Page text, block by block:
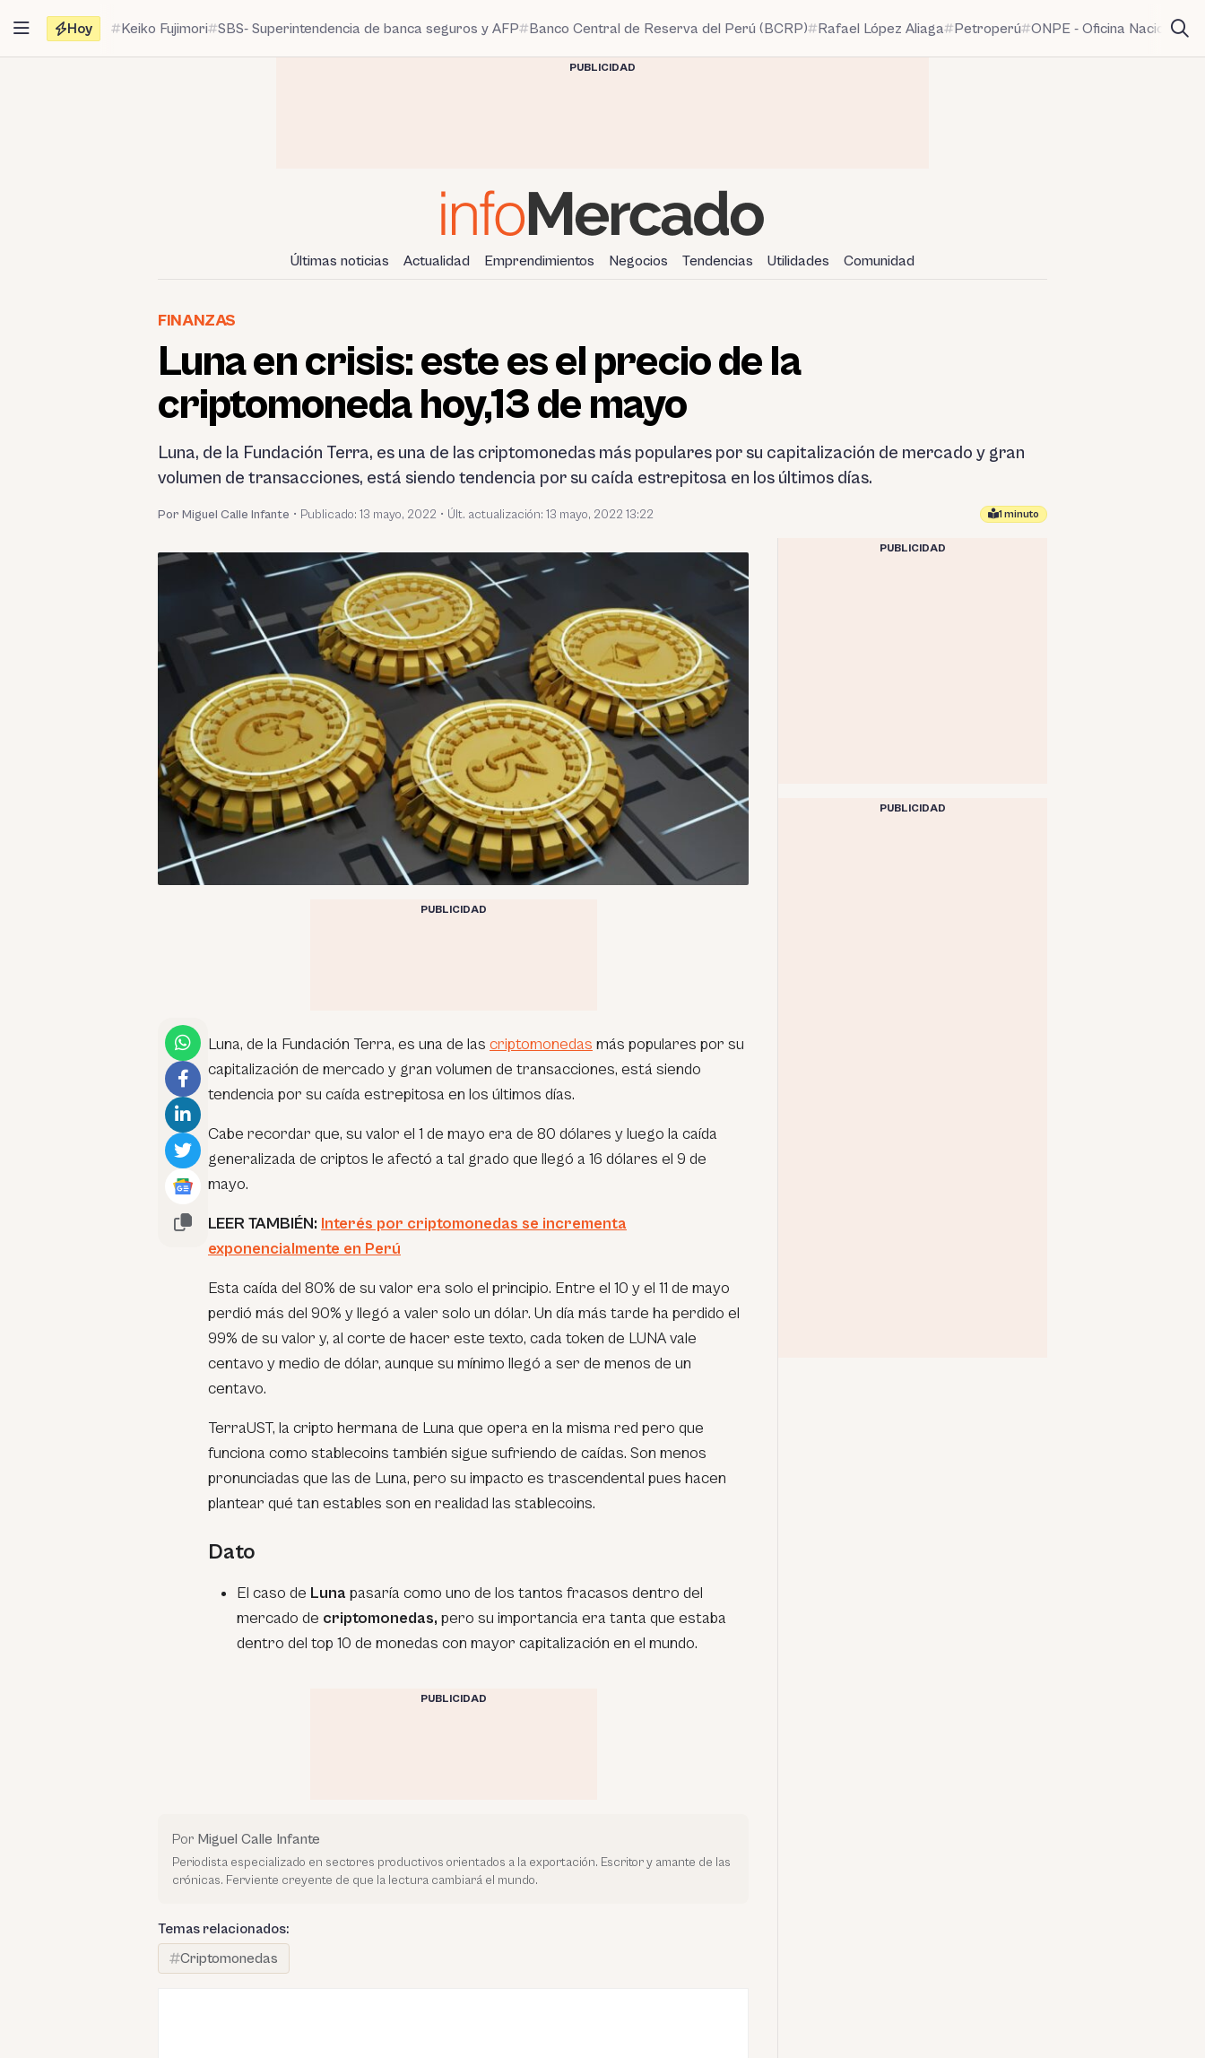
contenido
Hoy Keiko Fujimori SBS- Superintendencia de banca seguros y AFP Banco Central de Reserva del Perú (BCRP) Rafael López Aliaga Petroperú ONPE - Oficina Nacional
PUBLICIDAD
Últimas noticias Actualidad Emprendimientos Negocios Tendencias Utilidades Comunidad
FINANZAS
Luna en crisis: este es el precio de la
criptomoneda hoy,13 de mayo
Luna, de la Fundación Terra, es una de las criptomonedas más populares por su capitalización de mercado y gran
volumen de transacciones, está siendo tendencia por su caída estrepitosa en los últimos días.
Por Miguel Calle Infante • Publicado: 13 mayo, 2022 • Últ. actualización: 13 mayo, 2022 13:22 1 minuto
PUBLICIDAD
Luna, de la Fundación Terra, es una de las criptomonedas más populares por su
capitalización de mercado y gran volumen de transacciones, está siendo
tendencia por su caída estrepitosa en los últimos días.
Cabe recordar que, su valor el 1 de mayo era de 80 dólares y luego la caída
generalizada de criptos le afectó a tal grado que llegó a 16 dólares el 9 de
mayo.
LEER TAMBIÉN: Interés por criptomonedas se incrementa
exponencialmente en Perú
Esta caída del 80% de su valor era solo el principio. Entre el 10 y el 11 de mayo
perdió más del 90% y llegó a valer solo un dólar. Un día más tarde ha perdido el
99% de su valor y, al corte de hacer este texto, cada token de LUNA vale
centavo y medio de dólar, aunque su mínimo llegó a ser de menos de un
centavo.
TerraUST, la cripto hermana de Luna que opera en la misma red pero que
funciona como stablecoins también sigue sufriendo de caídas. Son menos
pronunciadas que las de Luna, pero su impacto es trascendental pues hacen
plantear qué tan estables son en realidad las stablecoins.
Dato
El caso de Luna pasaría como uno de los tantos fracasos dentro del
mercado de criptomonedas, pero su importancia era tanta que estaba
dentro del top 10 de monedas con mayor capitalización en el mundo.
PUBLICIDAD
Por Miguel Calle Infante
Periodista especializado en sectores productivos orientados a la exportación. Escritor y amante de las
crónicas. Ferviente creyente de que la lectura cambiará el mundo.
Temas relacionados:
Criptomonedas
PUBLICIDAD
PUBLICIDAD